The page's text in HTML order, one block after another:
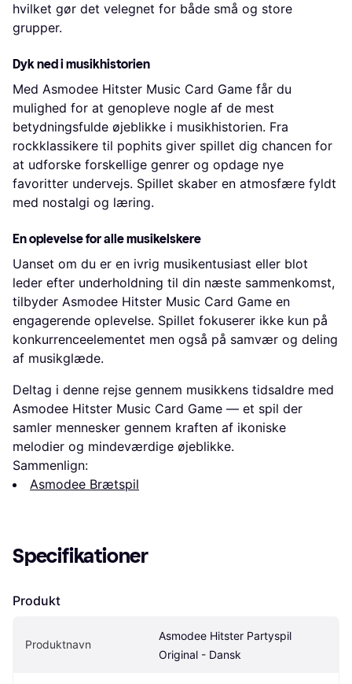
hvilket gør det velegnet for både små og store
grupper.
Dyk ned i musikhistorien
Med Asmodee Hitster Music Card Game får du
mulighed for at genopleve nogle af de mest
betydningsfulde øjeblikke i musikhistorien. Fra
rockklassikere til pophits giver spillet dig chancen for
at udforske forskellige genrer og opdage nye
favoritter undervejs. Spillet skaber en atmosfære fyldt
med nostalgi og læring.
En oplevelse for alle musikelskere
Uanset om du er en ivrig musikentusiast eller blot
leder efter underholdning til din næste sammenkomst,
tilbyder Asmodee Hitster Music Card Game en
engagerende oplevelse. Spillet fokuserer ikke kun på
konkurrenceelementet men også på samvær og deling
af musikglæde.
Deltag i denne rejse gennem musikkens tidsaldre med
Asmodee Hitster Music Card Game — et spil der
samler mennesker gennem kraften af ikoniske
melodier og mindeværdige øjeblikke.
Sammenlign:
Asmodee Brætspil
Specifikationer
Produkt
Produktnavn
Asmodee Hitster Partyspil
Original - Dansk